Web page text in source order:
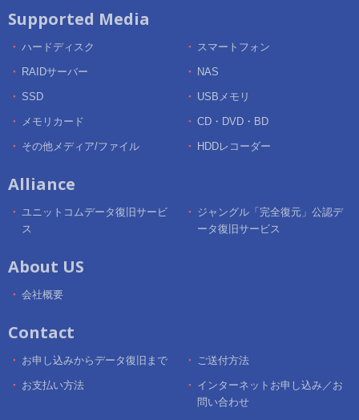
Supported Media
ハードディスク スマートフォン
RAIDサーバー NAS
SSD USBメモリ
メモリカード CD・DVD・BD
その他メディア/ファイル HDDレコーダー
Alliance
ユニットコムデータ復旧サービ
ス
ジャングル「完全復元」公認デ
ータ復旧サービス
About US
会社概要
Contact
お申し込みからデータ復旧まで ご送付方法
お支払い方法
インターネットお申し込み／お
問い合わせ